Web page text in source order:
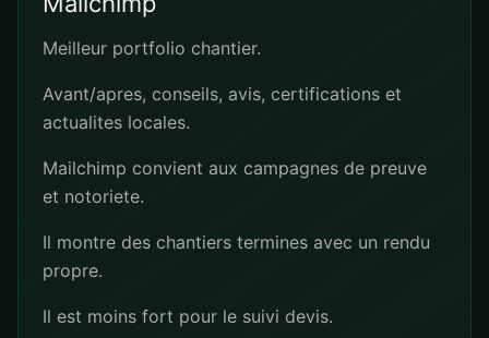
Meilleur portfolio chantier.
Avant/apres, conseils, avis, certifications et
actualites locales.
Mailchimp convient aux campagnes de preuve
et notoriete.
Il montre des chantiers termines avec un rendu
propre.
Il est moins fort pour le suivi devis.